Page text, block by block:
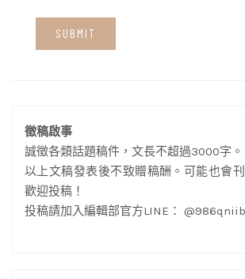
徵稿啟事
誠徵各類話題稿件，文長不超過3000字。
以上文稿發表後不致贈稿酬。可能也會
歡迎投稿！
投稿請加入編輯部官方LINE： @986qniib